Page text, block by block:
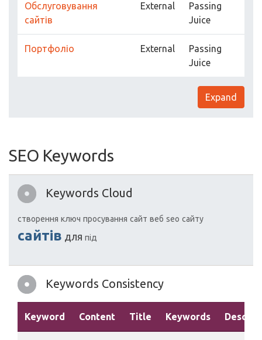
Обслуговування
сайтів
External
Passing
Juice
Портфоліо External
Passing
Juice
Expand
SEO Keywords
Keywords Cloud
створення ключ просування сайт веб seo сайту
сайтів для під
Keywords Consistency
Keyword Content Title Keywords